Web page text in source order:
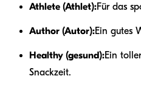
Athlete (Athlet):Für das
Author (Autor):Ein gutes
Healthy (gesund):Ein
Snackzeit.